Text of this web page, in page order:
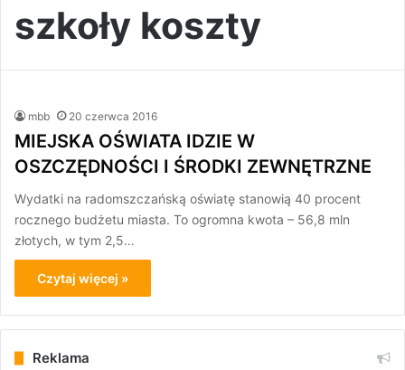
szkoły koszty
mbb 20 czerwca 2016
MIEJSKA OŚWIATA IDZIE W
OSZCZĘDNOŚCI I ŚRODKI ZEWNĘTRZNE
Wydatki na radomszczańską oświatę stanowią 40 procent
rocznego budżetu miasta. To ogromna kwota – 56,8 mln
złotych, w tym 2,5…
Czytaj więcej »
Reklama